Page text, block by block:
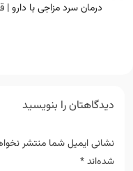
درمان سرد مزاجی با دارو
دیدگاهتان را بنویسید
نشانی ایمیل شما منتشر
شده‌اند*